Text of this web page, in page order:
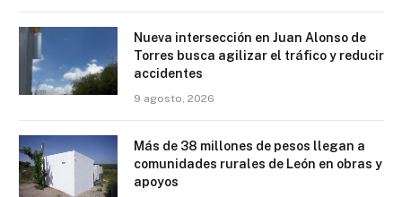
Nueva intersección en Juan Alonso de
Torres busca agilizar el tráfico y reducir
accidentes
9 agosto, 2026
Más de 38 millones de pesos llegan a
comunidades rurales de León en obras y
apoyos